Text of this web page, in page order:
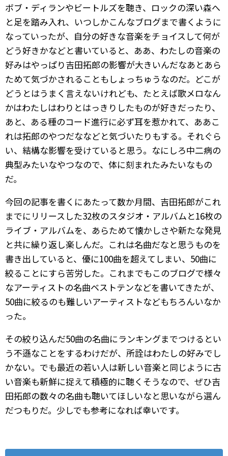
ボブ・ディランやビートルズを聴き、ロックの深い森へ
と足を踏み入れ、いつしかこんなブログまで書くように
なっていったが、自分の好きな音楽をチョイスして何が
どう好きかなどと書いていると、ああ、わたしの音楽の
好みはやっぱり吉田拓郎の影響が大きいんだなあとあら
ためて気づかされることもしょっちゅうなのだ。どこが
どうとはうまく言えないけれども、たとえば歌メロなん
かはわたしはわりとはっきりしたものが好きだったり、
あと、ある種のコード進行に必ず耳を惹かれて、ああこ
れは拓郎のやつだななどと気づいたりもする。それぐら
い、結構な影響を受けていると思う。なにしろ中二病の
典型みたいなやつなので、体に刻まれたみたいなもの
だ。
今回の記事を書くにあたって数か月間、吉田拓郎がこれ
までにリリースした32枚のスタジオ・アルバムと16枚の
ライブ・アルバムを、あらためて懐かしさや新たな発見
と共に繰り返し楽しんだ。これは名曲だなと思うものを
書き出していると、優に100曲を超えてしまい、50曲に
絞ることにすら苦労した。これまでもこのブログで様々
なアーティストの名曲ベストテンなどを書いてきたが、
50曲に絞るのも難しいアーティストなどもちろんいなか
った。
その絞り込んだ50曲の名曲にランキングまでつけるとい
う不遜なことをするわけだが、所詮はわたしの好みでし
かない。でも最近の若い人は新しい音楽と同じように古
い音楽も新鮮に捉えて積極的に聴くそうなので、ぜひ吉
田拓郎の数々の名曲も聴いてほしいなと思いながら選ん
だつもりだ。少しでも参考になれば幸いです。